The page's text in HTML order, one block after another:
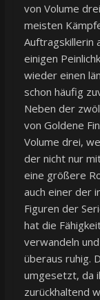
von Volume
meisten
Auftragskillerin
einigen
wieder einen
schon häufig
Neben der
von Goldene
Volume drei,
der nicht nur
eine größere
auch einer der
Figuren der
hat die
verwandeln
überaus ruhig.
umgesetzt, da
zurückhaltend